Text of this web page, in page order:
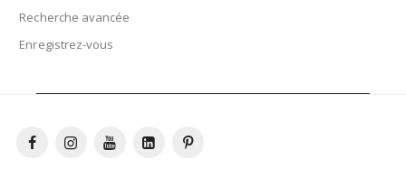
Recherche avancée
Enregistrez-vous